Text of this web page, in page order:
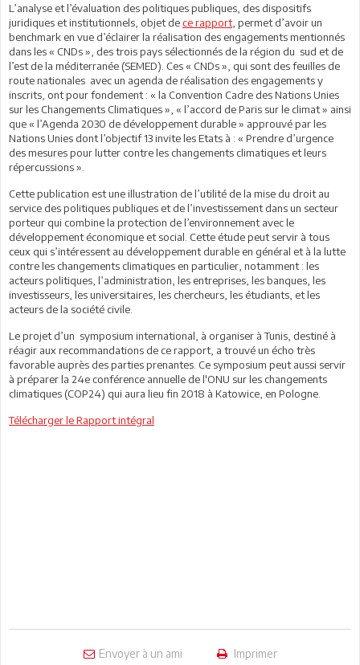
L’analyse et l’évaluation des politiques publiques, des dispositifs
juridiques et institutionnels, objet dece rapport, permet d’avoir un
benchmark en vue d’éclairer la réalisation des engagements mentionnés
dans les « CNDs », des trois pays sélectionnés de la région du sud et de
l’est de la méditerranée (SEMED). Ces « CNDs », qui sont des feuilles de
route nationales avec un agenda de réalisation des engagements y
inscrits, ont pour fondement : « la Convention Cadre des Nations Unies
sur les Changements Climatiques », « l’accord de Paris sur le climat » ainsi
que « l’Agenda 2030 de développement durable » approuvé par les
Nations Unies dont l’objectif 13 invite les Etats à : « Prendre d’urgence
des mesures pour lutter contre les changements climatiques et leurs
répercussions ».
Cette publication est une illustration de l’utilité de la mise du droit au
service des politiques publiques et de l’investissement dans un secteur
porteur qui combine la protection de l’environnement avec le
développement économique et social. Cette étude peut servir à tous
ceux qui s’intéressent au développement durable en général et à la lutte
contre les changements climatiques en particulier, notamment : les
acteurs politiques, l’administration, les entreprises, les banques, les
investisseurs, les universitaires, les chercheurs, les étudiants, et les
acteurs de la société civile.
Le projet d’un symposium international, à organiser à Tunis, destiné à
réagir aux recommandations de ce rapport, a trouvé un écho très
favorable auprès des parties prenantes. Ce symposium peut aussi servir
à préparer la 24e conférence annuelle de l'ONU sur les changements
climatiques (COP24) qui aura lieu fin 2018 à Katowice, en Pologne.
Télécharger le Rapport intégral
Envoyer à un ami Imprimer